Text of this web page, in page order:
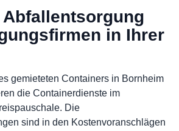
in Ihrer
gemieteten Containers in Bornheim
die Containerdienste im
Die
sind in den Kostenvoranschlägen